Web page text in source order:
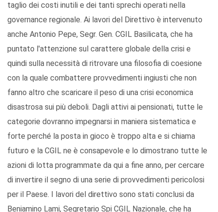
taglio dei costi inutili e dei tanti sprechi operati nella
governance regionale. Ai lavori del Direttivo è intervenuto
anche Antonio Pepe, Segr. Gen. CGIL Basilicata, che ha
puntato l'attenzione sul carattere globale della crisi e
quindi sulla necessità di ritrovare una filosofia di coesione
con la quale combattere provvedimenti ingiusti che non
fanno altro che scaricare il peso di una crisi economica
disastrosa sui più deboli. Dagli attivi ai pensionati, tutte le
categorie dovranno impegnarsi in maniera sistematica e
forte perché la posta in gioco è troppo alta e si chiama
futuro e la CGIL ne è consapevole e lo dimostrano tutte le
azioni di lotta programmate da qui a fine anno, per cercare
di invertire il segno di una serie di provvedimenti pericolosi
per il Paese. I lavori del direttivo sono stati conclusi da
Beniamino Lami, Segretario Spi CGIL Nazionale, che ha